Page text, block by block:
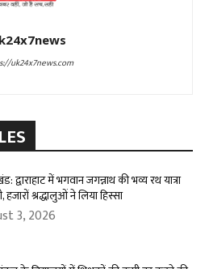
uk24x7news.com
द्वाराहाट में भगवान जगन्नाथ की भव्य रथ यात्रा
हजारों श्रद्धालुओं ने लिया हिस्सा
3, 2026